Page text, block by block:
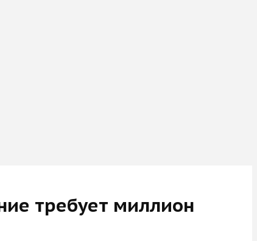
требует миллион